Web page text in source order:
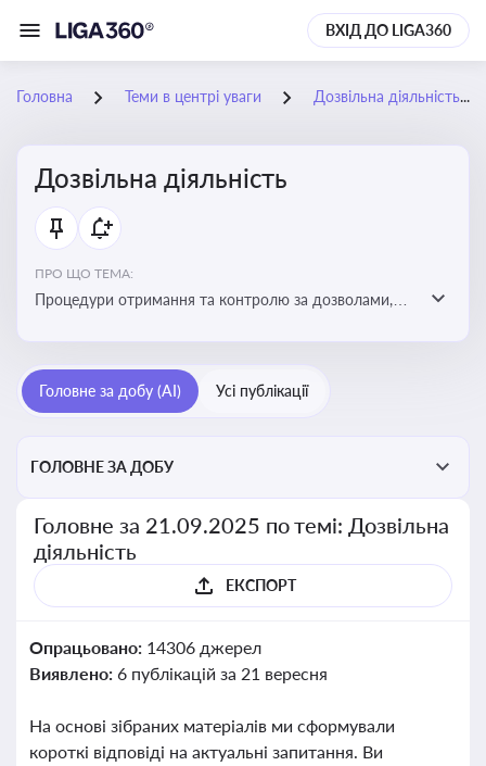
ВХІД ДО LIGA360
Головна Теми в центрі уваги Дозвільна діяльність
Дозвільна діяльність
ПРО ЩО ТЕМА:
Процедури отримання та контролю за дозволами,
законодавстві, щоб уникнути порушень та
забезпечити відповідність вимогам регуляторних
Головне за добу (AI) Усі публікації
ГОЛОВНЕ ЗА ДОБУ
Головне за 21.09.2025 по темі: Дозвільна
діяльність
ЕКСПОРТ
Опрацьовано: 14306 джерел
Виявлено: 6 публікацій за 21 вересня
На основі зібраних матеріалів ми сформували
короткі відповіді на актуальні запитання. Ви